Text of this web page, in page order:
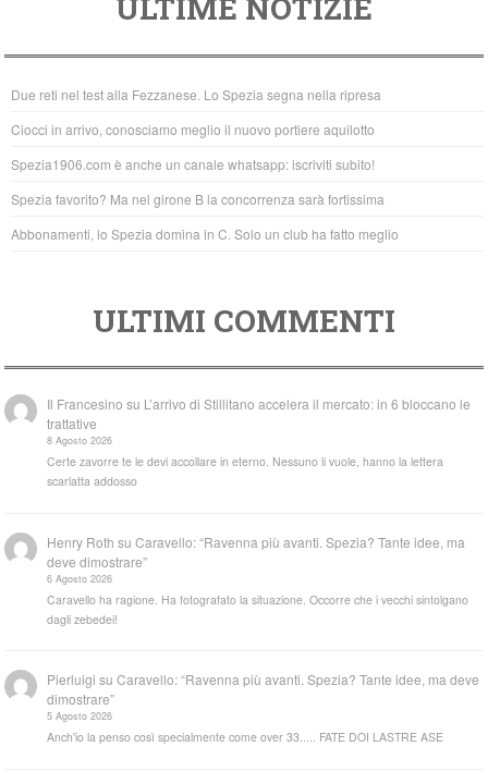
e
b
o
o
k
er
at
s
A
p
p
Due reti nel test alla Fezzanese. Lo Spezia segna nella ripresa
Ciocci in arrivo, conosciamo meglio il nuovo portiere aquilotto
Spezia1906.com è anche un canale whatsapp: iscriviti subito!
Spezia favorito? Ma nel girone B la concorrenza sarà fortissima
Abbonamenti, lo Spezia domina in C. Solo un club ha fatto meglio
ULTIMI COMMENTI
Il Francesino su L’arrivo di Stillitano accelera il mercato: in 6 bloccano le
trattative
8 Agosto 2026
Certe zavorre te le devi accollare in eterno. Nessuno li vuole, hanno la lettera
scarlatta addosso
Henry Roth suCaravello: “Ravenna più avanti. Spezia? Tante idee, ma
deve dimostrare”
6 Agosto 2026
Caravello ha ragione. Ha fotografato la situazione. Occorre che i vecchi sintolgano
dagli zebedei!
Pierluigi suCaravello: “Ravenna più avanti. Spezia? Tante idee, ma deve
dimostrare”
5 Agosto 2026
Anch'io la penso così specialmente come over 33..... FATE DOI LASTRE ASE